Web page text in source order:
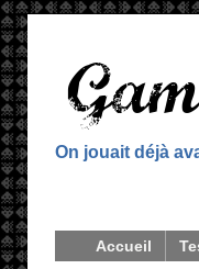
On jouait déjà
Accueil